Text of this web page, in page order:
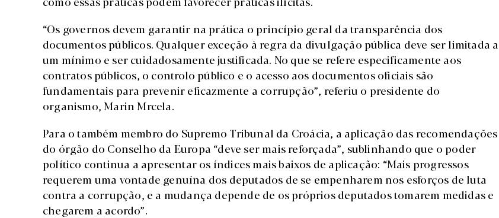
“Os governos devem garantir na prática o princípio geral da transparência dos
documentos públicos. Qualquer exceção à regra da divulgação pública deve ser limitada a
um mínimo e ser cuidadosamente justificada. No que se refere especificamente aos
contratos públicos, o controlo público e o acesso aos documentos oficiais são
fundamentais para prevenir eficazmente a corrupção”, referiu o presidente do
organismo, Marin Mrcela.
Para o também membro do Supremo Tribunal da Croácia, a aplicação das recomendações
do órgão do Conselho da Europa “deve ser mais reforçada”, sublinhando que o poder
político continua a apresentar os índices mais baixos de aplicação: “Mais progressos
requerem uma vontade genuína dos deputados de se empenharem nos esforços de luta
contra a corrupção, e a mudança depende de os próprios deputados tomarem medidas e
chegarem a acordo”.